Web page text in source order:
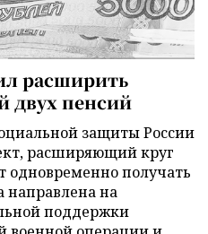
расширить
двух пенсий
защиты России
расширяющий круг
одновременно получать
направлена на
поддержки